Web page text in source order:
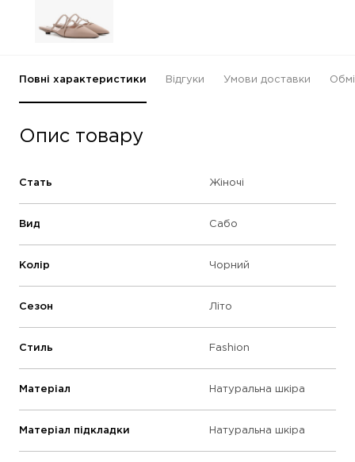
Повні характеристики Відгуки Умови доставки
Опис товару
Стать Жіночі
Вид Сабо
Колір Чорний
Сезон Літо
Стиль Fashion
Матеріал Натуральна шкіра
Матеріал підкладки Натуральна шкіра